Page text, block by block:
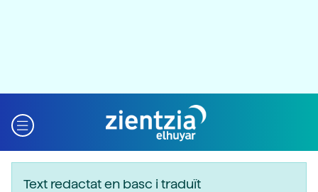
Text redactat en basc i traduït